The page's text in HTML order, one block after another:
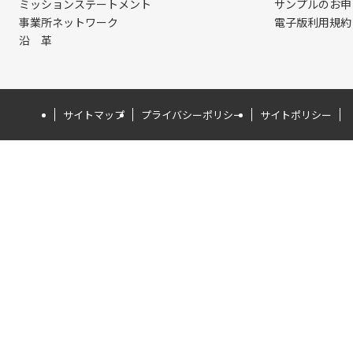
ミッションステートメント
事業所ネットワーク
沿 革
サンプルのお
電子版利用規約
サイトマップ プライバシーポリシー サイトポリシー